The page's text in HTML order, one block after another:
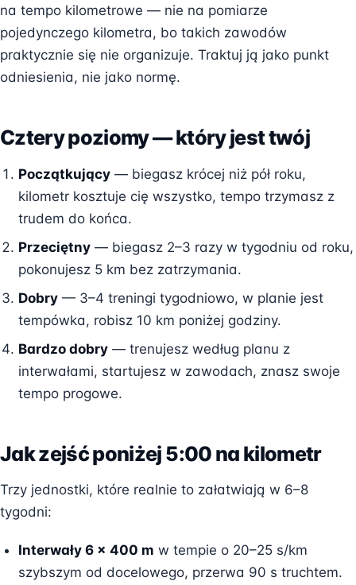
na tempo kilometrowe — nie na pomiarze
pojedynczego kilometra, bo takich zawodów
praktycznie się nie organizuje. Traktuj ją jako punkt
odniesienia, nie jako normę.
Cztery poziomy — który jest twój
Początkujący— biegasz krócej niż pół roku,
kilometr kosztuje cię wszystko, tempo trzymasz z
trudem do końca.
Przeciętny— biegasz 2–3 razy w tygodniu od roku,
pokonujesz 5 km bez zatrzymania.
Dobry— 3–4 treningi tygodniowo, w planie jest
tempówka, robisz 10 km poniżej godziny.
Bardzo dobry— trenujesz według planu z
interwałami, startujesz w zawodach, znasz swoje
tempo progowe.
Jak zejść poniżej 5:00 na kilometr
Trzy jednostki, które realnie to załatwiają w 6–8
tygodni:
Interwały 6 × 400 m w tempie o 20–25 s/km
szybszym od docelowego, przerwa 90 s truchtem.